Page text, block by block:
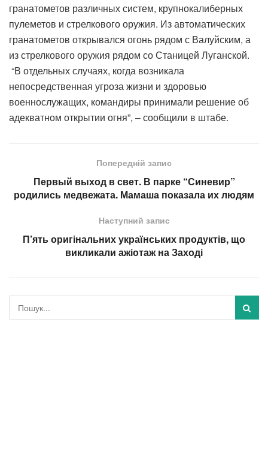
гранатометов различных систем, крупнокалиберных
пулеметов и стрелкового оружия. Из автоматических
гранатометов открывался огонь рядом с Валуйским, а
из стрелкового оружия рядом со Станицей Луганской.
“В отдельных случаях, когда возникала
непосредственная угроза жизни и здоровью
военнослужащих, командиры принимали решение об
адекватном открытии огня”, – сообщили в штабе.
Попередній запис
Первый выход в свет. В парке “Синевир”
родились медвежата. Мамаша показала их людям
Наступний запис
П’ять оригінальних українських продуктів, що
викликали ажіотаж на Заході